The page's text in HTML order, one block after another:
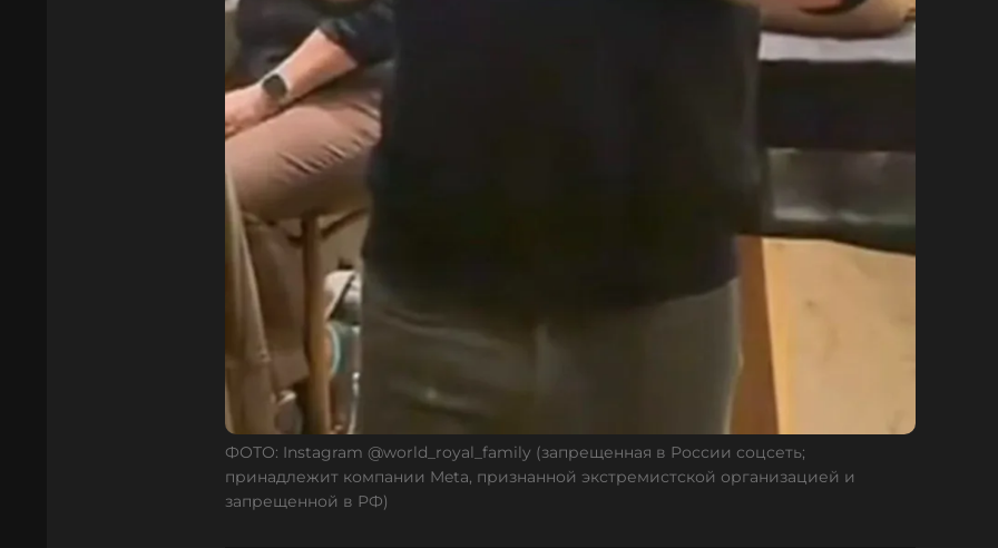
ФОТО: Instagram @world_royal_family (запрещенная в России соцсеть;
принадлежит компании Meta, признанной экстремистской организацией и
запрещенной в РФ)